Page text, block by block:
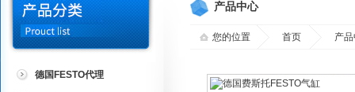
德国FESTO代理
产品中心
您的位置 首页 产